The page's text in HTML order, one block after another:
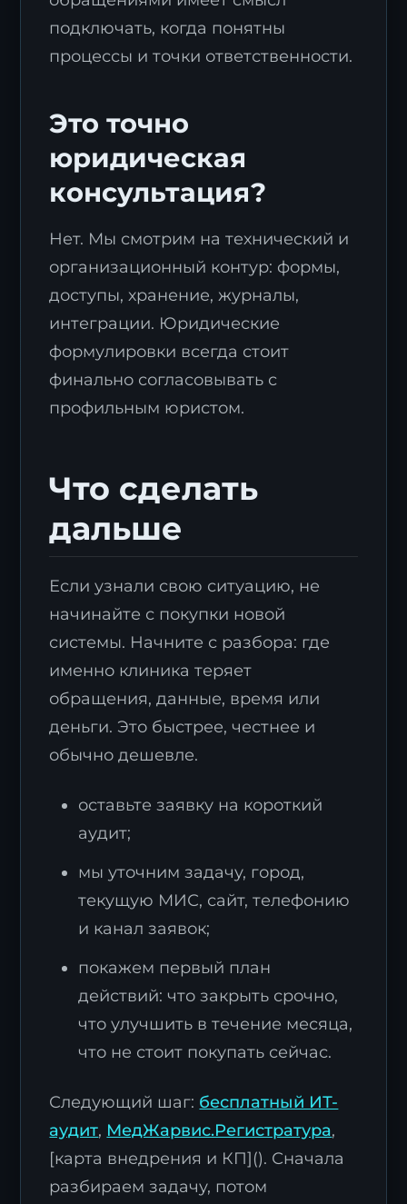
подключать, когда понятны
процессы и точки ответственности.
Это точно
юридическая
консультация?
Нет. Мы смотрим на технический и
организационный контур: формы,
доступы, хранение, журналы,
интеграции. Юридические
формулировки всегда стоит
финально согласовывать с
профильным юристом.
Что сделать
дальше
Если узнали свою ситуацию, не
начинайте с покупки новой
системы. Начните с разбора: где
именно клиника теряет
обращения, данные, время или
деньги. Это быстрее, честнее и
обычно дешевле.
оставьте заявку на короткий
аудит;
мы уточним задачу, город,
текущую МИС, сайт, телефонию
и канал заявок;
покажем первый план
действий: что закрыть срочно,
что улучшить в течение месяца,
что не стоит покупать сейчас.
Следующий шаг: бесплатный ИТ-
аудит, МедЖарвис.Регистратура,
[карта внедрения и КП](). Сначала
разбираем задачу, потом
Я согласен сполитикой обработки
персональных данных.
Отправить заявку